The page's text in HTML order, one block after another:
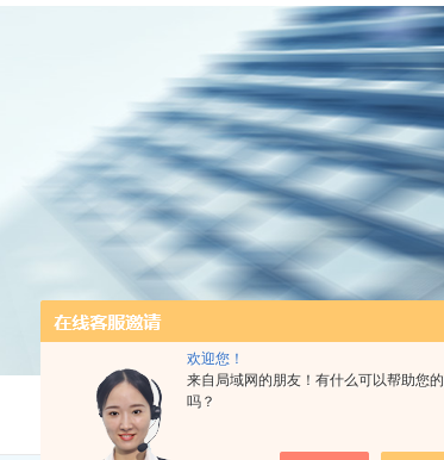
欢迎您！
来自局域网的朋友！有什么可以帮助您的
吗？
您的位置：